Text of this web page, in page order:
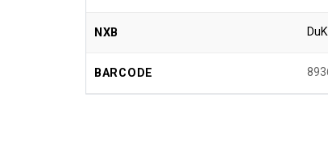
NXB
BARCODE